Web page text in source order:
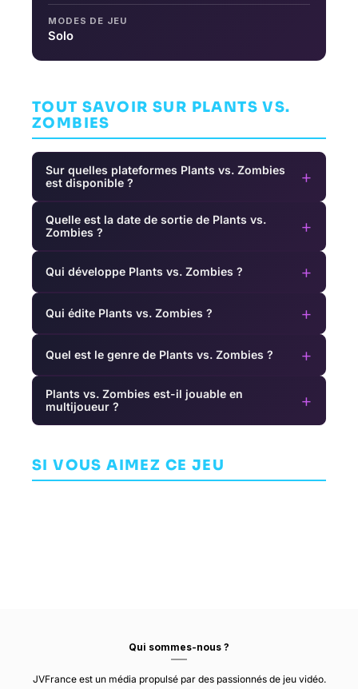
MODES DE JEU
Solo
TOUT SAVOIR SUR PLANTS VS.
ZOMBIES
Sur quelles plateformes Plants vs. Zombies
est disponible ?
+
Quelle est la date de sortie de Plants vs.
Zombies ?
+
Qui développe Plants vs. Zombies ? +
Qui édite Plants vs. Zombies ? +
Quel est le genre de Plants vs. Zombies ? +
Plants vs. Zombies est-il jouable en
multijoueur ?
+
SI VOUS AIMEZ CE JEU
ARCADE
Cosmochoria
Qui sommes-nous ?
JVFrance est un média propulsé par des passionnés de jeu vidéo.